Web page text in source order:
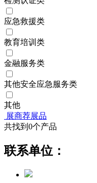
应急救援类
教育培训类
金融服务类
其他安全应急服务类
其他
展商荐展品
共找到 0个产品
联系单位：